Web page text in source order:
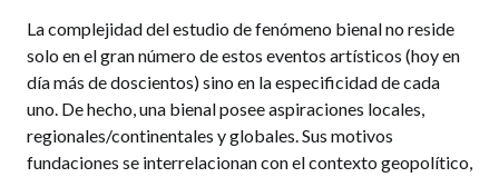
La complejidad del estudio de fenómeno bienal no reside
solo en el gran número de estos eventos artísticos (hoy en
día más de doscientos) sino en la especificidad de cada
uno. De hecho, una bienal posee aspiraciones locales,
regionales/continentales y globales. Sus motivos
fundaciones se interrelacionan con el contexto geopolítico,